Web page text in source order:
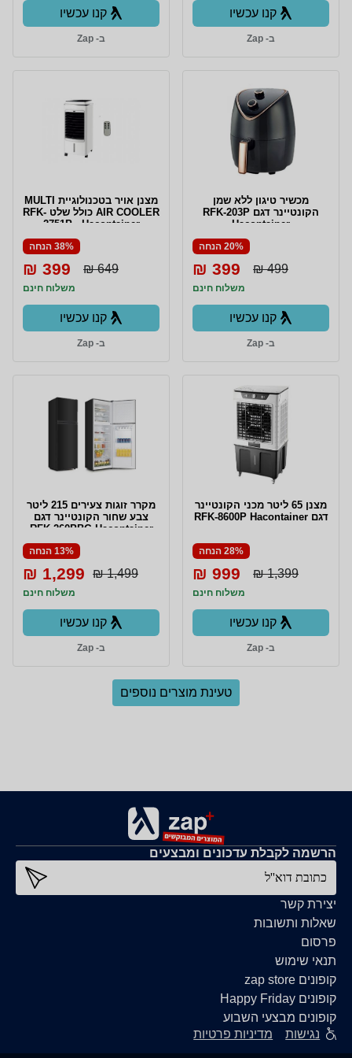
קנו עכשיו
ב- Zap
קנו עכשיו
ב- Zap
‏מכשיר טיגון ‏ללא שמן
הקונטיינר דגם RFK-203P
Hacontainer
20% הנחה
499 ₪
399 ₪
משלוח חינם
קנו עכשיו
ב- Zap
מצנן אויר בטכנולוגיית MULTI
AIR COOLER כולל שלט RFK-
2751P - Hacontainer
38% הנחה
649 ₪
399 ₪
משלוח חינם
קנו עכשיו
ב- Zap
מצנן 65 ליטר מכני הקונטיינר
דגם RFK-8600P Hacontainer
28% הנחה
1,399 ₪
999 ₪
משלוח חינם
קנו עכשיו
ב- Zap
מקרר זוגות צעירים 215 ליטר
צבע שחור הקונטיינר דגם
RFK-260PBG Hacontainer
13% הנחה
1,499 ₪
1,299 ₪
משלוח חינם
קנו עכשיו
ב- Zap
טעינת מוצרים נוספים
יצירת קשר
שאלות ותשובות
פרסום
תנאי שימוש
קופונים zap store
קופונים Happy Friday
קופונים מבצעי השבוע
הרשמה לקבלת עדכונים ומבצעים
כתובת דוא''ל
נגישות מדיניות פרטיות